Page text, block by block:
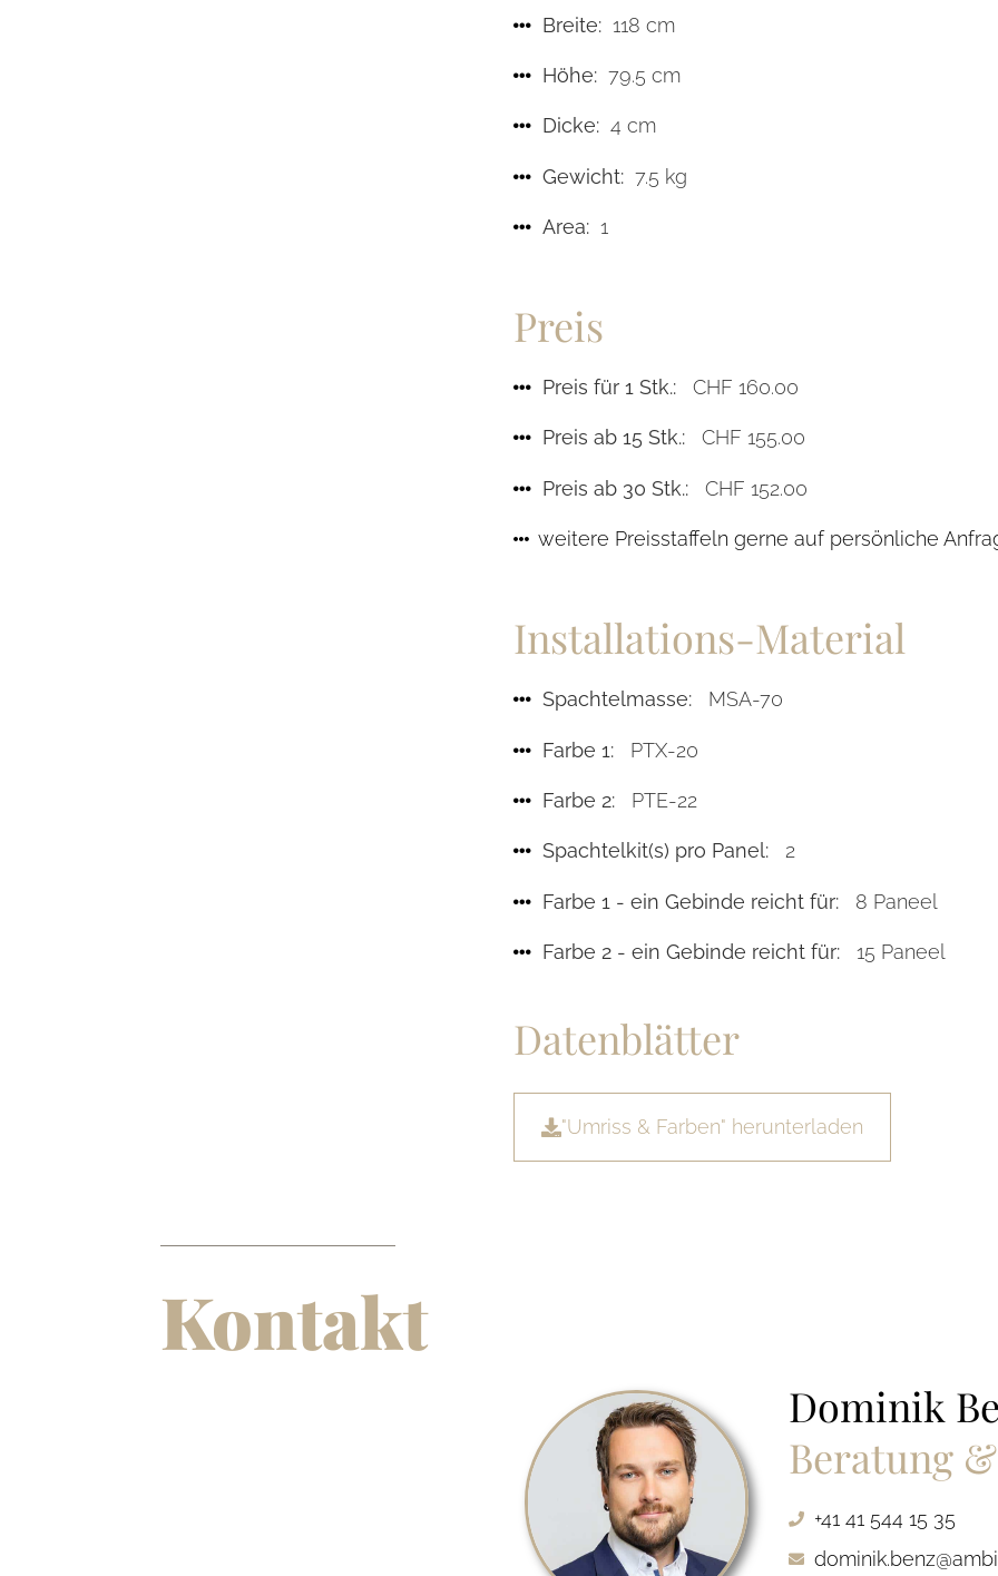
Breite:118 cm
Höhe:79.5 cm
Dicke:4 cm
Gewicht:7.5 kg
Area:1
Preis
Preis für 1 Stk.:CHF 160.00
Preis ab 15 Stk.:CHF 155.00
Preis ab 30 Stk.:CHF 152.00
weitere Preisstaffeln gerne auf persönliche
Installations-Material
Spachtelmasse:MSA-70
Farbe 1:PTX-20
Farbe 2:PTE-22
Spachtelkit(s) pro Panel:2
Farbe 1 - ein Gebinde reicht für:8 Paneel
Farbe 2 - ein Gebinde reicht für:15 Paneel
Datenblätter
"Umriss & Farben" herunterladen
Kontakt
Dominik
Beratung
+41 41 544 15 35